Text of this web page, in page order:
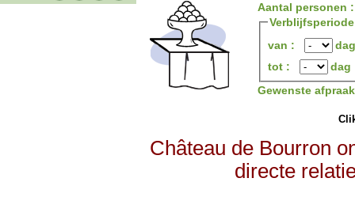
Aantal personen
Verblijfsperiode
van :
dag
tot :
dag
Gewenste
Château de Bourron
directe